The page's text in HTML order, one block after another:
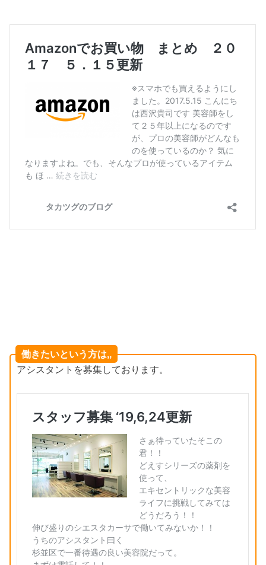
働きたいという方は,,
アシスタントを募集しております。